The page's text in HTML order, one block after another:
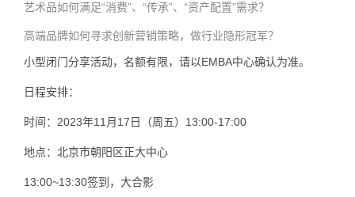
艺术品如何满足“消费”、“传承”、“资产配置”需求？
高端品牌如何寻求创新营销策略，做行业隐形冠军？
小型闭门分享活动，名额有限，请以EMBA中心确认为准。
日程安排：
时间：2023年11月17日（周五）13:00-17:00
地点：北京市朝阳区正大中心
13:00~13:30签到，大合影